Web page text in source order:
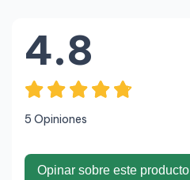
4.8
5 Opiniones
Opinar sobre este producto